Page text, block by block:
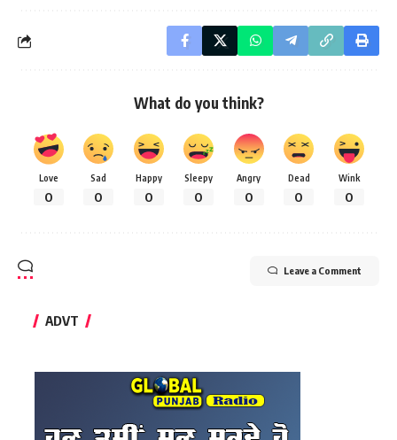
What do you think?
Love
0
Sad
0
Happy
0
Sleepy
0
Angry
0
Dead
0
Wink
0
Leave a Comment
ADVT